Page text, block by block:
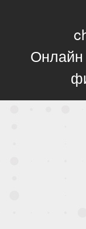
Онлайн